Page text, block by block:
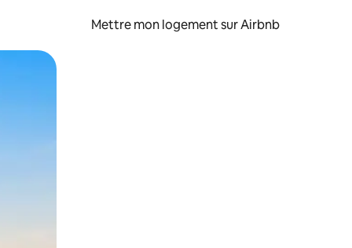
Mettre mon logement sur Airbnb